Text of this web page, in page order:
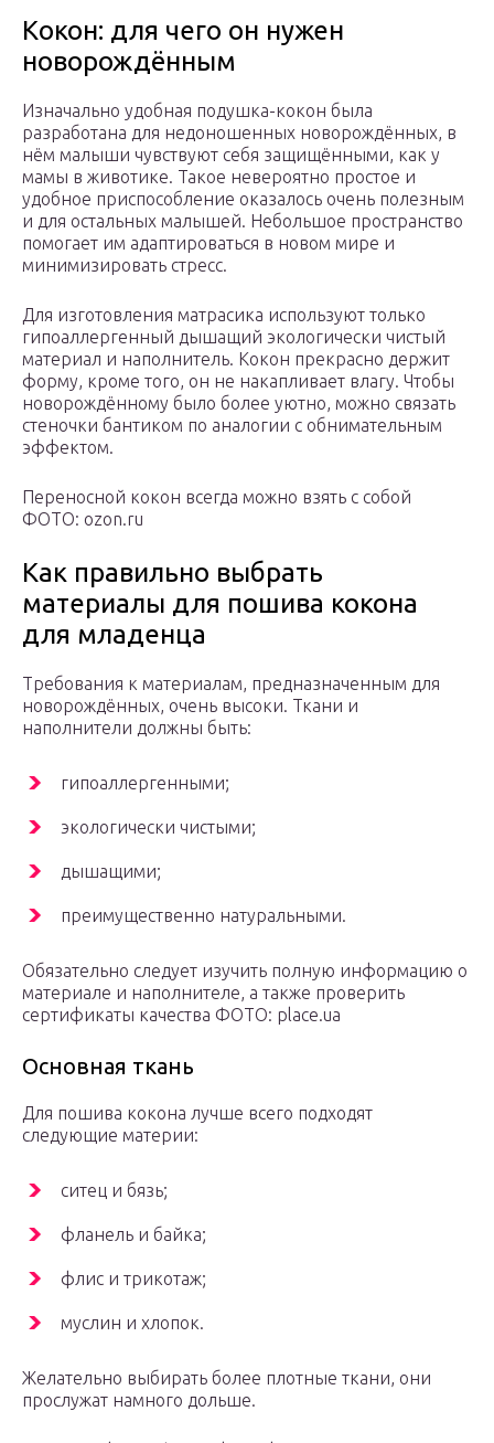
Кокон: для чего он нужен
новорождённым
Изначально удобная подушка-кокон была
разработана для недоношенных новорождённых, в
нём малыши чувствуют себя защищёнными, как у
мамы в животике. Такое невероятно простое и
удобное приспособление оказалось очень полезным
и для остальных малышей. Небольшое пространство
помогает им адаптироваться в новом мире и
минимизировать стресс.
Для изготовления матрасика используют только
гипоаллергенный дышащий экологически чистый
материал и наполнитель. Кокон прекрасно держит
форму, кроме того, он не накапливает влагу. Чтобы
новорождённому было более уютно, можно связать
стеночки бантиком по аналогии с обнимательным
эффектом.
Переносной кокон всегда можно взять с собой
ФОТО: ozon.ru
Как правильно выбрать
материалы для пошива кокона
для младенца
Требования к материалам, предназначенным для
новорождённых, очень высоки. Ткани и
наполнители должны быть:
гипоаллергенными;
экологически чистыми;
дышащими;
преимущественно натуральными.
Обязательно следует изучить полную информацию о
материале и наполнителе, а также проверить
сертификаты качества ФОТО: place.ua
Основная ткань
Для пошива кокона лучше всего подходят
следующие материи:
ситец и бязь;
фланель и байка;
флис и трикотаж;
муслин и хлопок.
Желательно выбирать более плотные ткани, они
прослужат намного дольше.